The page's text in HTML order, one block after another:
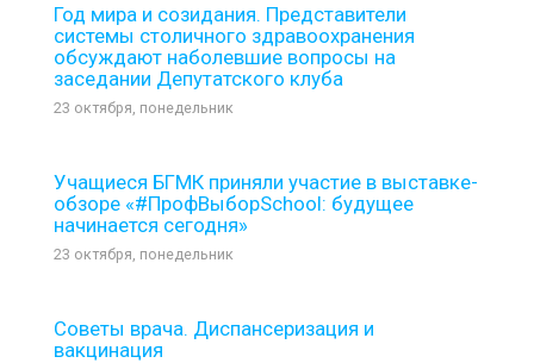
Год мира и созидания. Представители
системы столичного здравоохранения
обсуждают наболевшие вопросы на
заседании Депутатского клуба
23 октября, понедельник
Учащиеся БГМК приняли участие в выставке-
обзоре «#ПрофВыборSchool: будущее
начинается сегодня»
23 октября, понедельник
Советы врача. Диспансеризация и
вакцинация